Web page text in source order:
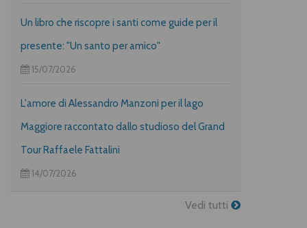
Un libro che riscopre i santi come guide per il
presente: "Un santo per amico"
15/07/2026
L'amore di Alessandro Manzoni per il lago
Maggiore raccontato dallo studioso del Grand
Tour Raffaele Fattalini
14/07/2026
Vedi tutti